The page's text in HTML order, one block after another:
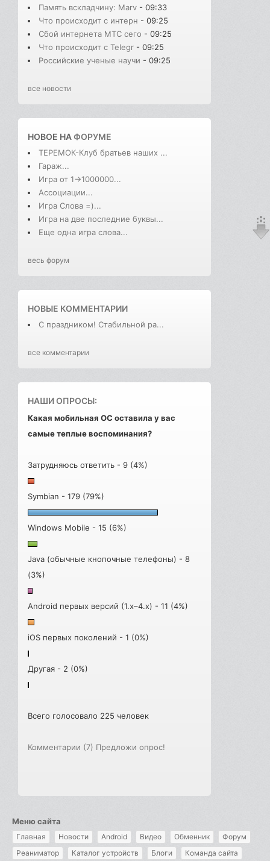
Память вскладчину: Marv - 09:33
Что происходит с интерн - 09:25
Сбой интернета МТС сего - 09:25
Что происходит с Telegr - 09:25
Российские ученые научи - 09:25
все новости
НОВОЕ НАФОРУМЕ
ТЕРЕМОК-Клуб братьев наших ...
Гараж...
Игра от 1->1000000...
Ассоциации...
Игра Слова =)...
Игра на две последние буквы...
Еще одна игра слова...
весь форум
НОВЫЕ КОММЕНТАРИИ
С праздником! Стабильной ра...
все комментарии
НАШИ ОПРОСЫ:
Какая мобильная ОС оставила у вас
самые теплые воспоминания?
Затрудняюсь ответить - 9 (4%)
Symbian - 179 (79%)
Windows Mobile - 15 (6%)
Java (обычные кнопочные телефоны) - 8
(3%)
Android первых версий (1.x–4.x) - 11 (4%)
iOS первых поколений - 1 (0%)
Другая - 2 (0%)
Всего голосовало 225 человек
Комментарии (7) Предложи опрос!
Меню сайта
Главная Новости Android Видео Обменник
Форум
Реаниматор
Каталог устройств Блоги Команда сайта